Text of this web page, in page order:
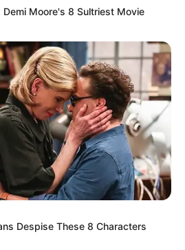
Demi Moore's 8 Sultriest Movie
Despise These 8 Characters